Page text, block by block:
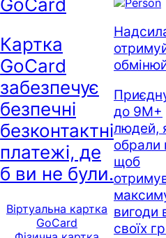
GoCard
Картка
GoCard
забезпечує
безпечні
безконтактні
платежі, де
б ви не були.
Віртуальна картка
GoCard
до 9M+
людей,
обрали
щоб
вигоди
своїх